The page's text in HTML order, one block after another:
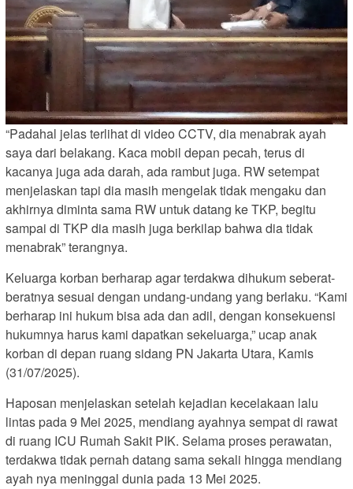
“Padahal jelas terlihat di video CCTV, dia menabrak ayah
saya dari belakang. Kaca mobil depan pecah, terus di
kacanya juga ada darah, ada rambut juga. RW setempat
menjelaskan tapi dia masih mengelak tidak mengaku dan
akhirnya diminta sama RW untuk datang ke TKP, begitu
sampai di TKP dia masih juga berkilap bahwa dia tidak
menabrak” terangnya.
Keluarga korban berharap agar terdakwa dihukum seberat-
beratnya sesuai dengan undang-undang yang berlaku. “Kami
berharap ini hukum bisa ada dan adil, dengan konsekuensi
hukumnya harus kami dapatkan sekeluarga,” ucap anak
korban di depan ruang sidang PN Jakarta Utara, Kamis
(31/07/2025).
Haposan menjelaskan setelah kejadian kecelakaan lalu
lintas pada 9 Mei 2025, mendiang ayahnya sempat di rawat
di ruang ICU Rumah Sakit PIK. Selama proses perawatan,
terdakwa tidak pernah datang sama sekali hingga mendiang
ayah nya meninggal dunia pada 13 Mei 2025.